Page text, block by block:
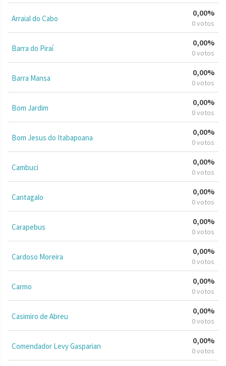
Arraial do Cabo
0,00%
0 votos
Barra do Piraí
0,00%
0 votos
Barra Mansa
0,00%
0 votos
Bom Jardim
0,00%
0 votos
Bom Jesus do Itabapoana
0,00%
0 votos
Cambuci
0,00%
0 votos
Cantagalo
0,00%
0 votos
Carapebus
0,00%
0 votos
Cardoso Moreira
0,00%
0 votos
Carmo
0,00%
0 votos
Casimiro de Abreu
0,00%
0 votos
Comendador Levy Gasparian
0,00%
0 votos